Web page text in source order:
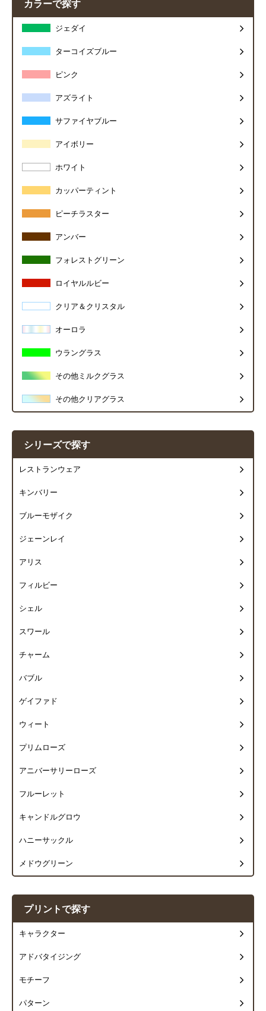
カラーで探す
ジェダイ
ターコイズブルー
ピンク
アズライト
サファイヤブルー
アイボリー
ホワイト
カッパーティント
ピーチラスター
アンバー
フォレストグリーン
ロイヤルルビー
クリア＆クリスタル
オーロラ
ウラングラス
その他ミルクグラス
その他クリアグラス
シリーズで探す
レストランウェア
キンバリー
ブルーモザイク
ジェーンレイ
アリス
フィルビー
シェル
スワール
チャーム
バブル
ゲイファド
ウィート
プリムローズ
アニバーサリーローズ
フルーレット
キャンドルグロウ
ハニーサックル
メドウグリーン
プリントで探す
キャラクター
アドバタイジング
モチーフ
パターン